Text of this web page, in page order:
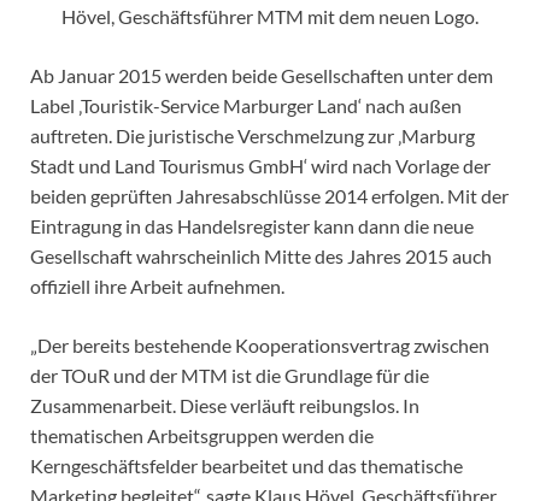
Hövel, Geschäftsführer MTM mit dem neuen Logo.
Ab Januar 2015 werden beide Gesellschaften unter dem
Label ‚Touristik-Service Marburger Land‘ nach außen
auftreten. Die juristische Verschmelzung zur ‚Marburg
Stadt und Land Tourismus GmbH‘ wird nach Vorlage der
beiden geprüften Jahresabschlüsse 2014 erfolgen. Mit der
Eintragung in das Handelsregister kann dann die neue
Gesellschaft wahrscheinlich Mitte des Jahres 2015 auch
offiziell ihre Arbeit aufnehmen.
„Der bereits bestehende Kooperationsvertrag zwischen
der TOuR und der MTM ist die Grundlage für die
Zusammenarbeit. Diese verläuft reibungslos. In
thematischen Arbeitsgruppen werden die
Kerngeschäftsfelder bearbeitet und das thematische
Marketing begleitet“, sagte Klaus Hövel, Geschäftsführer